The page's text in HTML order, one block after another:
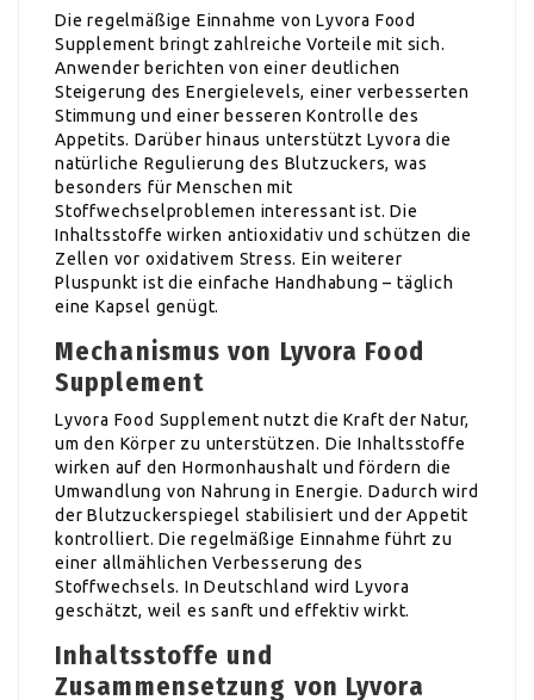
Die regelmäßige Einnahme von Lyvora Food
Supplement bringt zahlreiche Vorteile mit sich.
Anwender berichten von einer deutlichen
Steigerung des Energielevels, einer verbesserten
Stimmung und einer besseren Kontrolle des
Appetits. Darüber hinaus unterstützt Lyvora die
natürliche Regulierung des Blutzuckers, was
besonders für Menschen mit
Stoffwechselproblemen interessant ist. Die
Inhaltsstoffe wirken antioxidativ und schützen die
Zellen vor oxidativem Stress. Ein weiterer
Pluspunkt ist die einfache Handhabung – täglich
eine Kapsel genügt.
Mechanismus von Lyvora Food
Supplement
Lyvora Food Supplement nutzt die Kraft der Natur,
um den Körper zu unterstützen. Die Inhaltsstoffe
wirken auf den Hormonhaushalt und fördern die
Umwandlung von Nahrung in Energie. Dadurch wird
der Blutzuckerspiegel stabilisiert und der Appetit
kontrolliert. Die regelmäßige Einnahme führt zu
einer allmählichen Verbesserung des
Stoffwechsels. In Deutschland wird Lyvora
geschätzt, weil es sanft und effektiv wirkt.
Inhaltsstoffe und
Zusammensetzung von Lyvora